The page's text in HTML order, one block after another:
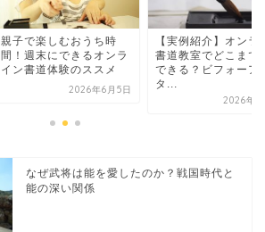
【実例紹介】オンライン
書道教室でどこまで上達
できる？ビフォーアフ
一筆書道の美〜筆の
方と基本の書き方
なぜ武将は能を愛したのか？戦国時代と
能の深い関係